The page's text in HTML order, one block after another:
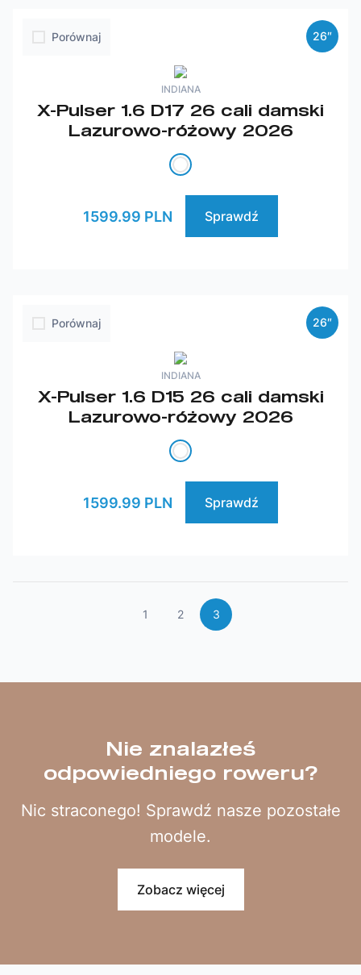
Porównaj
INDIANA
X-Pulser 1.6 D17 26 cali damski
Lazurowo-różowy 2026
26″
1599.99 PLN Sprawdź
Porównaj
INDIANA
X-Pulser 1.6 D15 26 cali damski
Lazurowo-różowy 2026
26″
1599.99 PLN Sprawdź
1 2 3
Nie znalazłeś
odpowiedniego roweru?
Nic straconego! Sprawdź nasze pozostałe
modele.
Zobacz więcej